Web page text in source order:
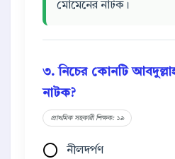
মোমেনের নাটক।
৩. নিচের কোনটি
নাটক?
প্রাথমিক সহকারী শিক্ষক: ১৯
নীলদর্পণ